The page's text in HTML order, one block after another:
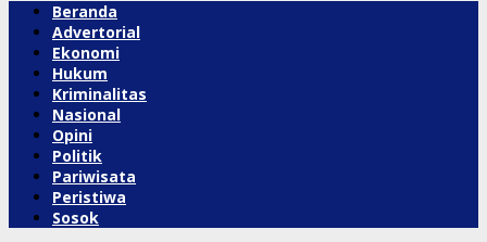
Beranda
Advertorial
Ekonomi
Hukum
Kriminalitas
Nasional
Opini
Politik
Pariwisata
Peristiwa
Sosok